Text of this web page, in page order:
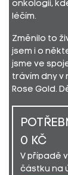
onkologii,
léčím.
Změnilo to
jsem i o
jsme ve
trávím dny v
Rose Gold.
0 KČ
V případě
částku na